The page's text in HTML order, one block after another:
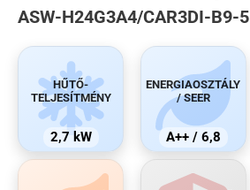
ASW-H24G3A4/CAR3DI-B9-5
HŰTŐ-
TELJESÍTMÉNY
2,7 kW
ENERGIAOSZTÁLY
/ SEER
A++ / 6,8